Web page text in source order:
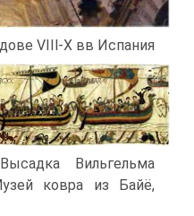
VIIl-X вв Испания
Вильгельма
ковра из Байё,